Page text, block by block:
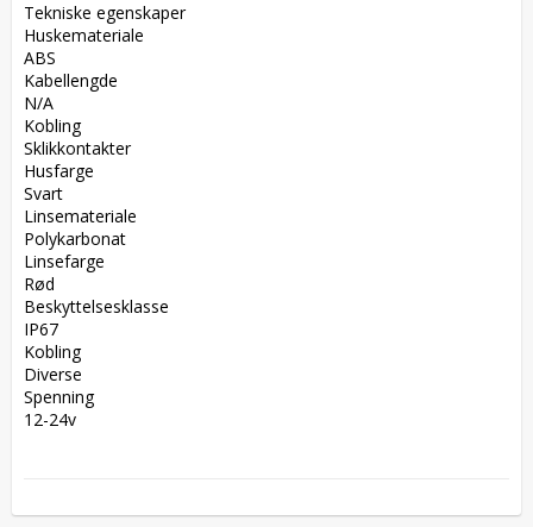
Tekniske egenskaper
Huskemateriale
ABS
Kabellengde
N/A
Kobling
Sklikkontakter
Husfarge
Svart
Linsemateriale
Polykarbonat
Linsefarge
Rød
Beskyttelsesklasse
IP67
Kobling
Diverse
Spenning
12-24v